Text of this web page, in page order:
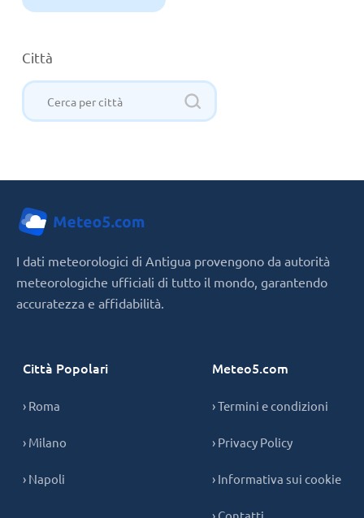
Città
I dati meteorologici di Antigua provengono da autorità
meteorologiche ufficiali di tutto il mondo, garantendo
accuratezza e affidabilità.
Città Popolari
› Roma
› Milano
› Napoli
Meteo5.com
› Termini e condizioni
› Privacy Policy
› Informativa sui cookie